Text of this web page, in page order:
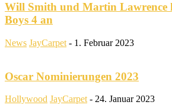
Will Smith und Martin Lawrence
Boys 4 an
News JayCarpet - 1. Februar 2023
Oscar Nominierungen 2023
Hollywood JayCarpet - 24. Januar 2023